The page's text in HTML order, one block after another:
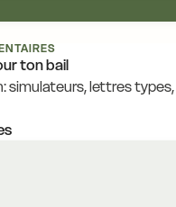
ton bail
simulateurs, lettres